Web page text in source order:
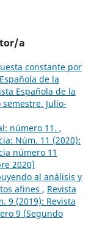
a
constante por
de la
Española de la
Julio-
número 11. ,
Núm. 11 (2020):
número 11
2020)
al análisis y
afines , Revista
9 (2019): Revista
9 (Segundo